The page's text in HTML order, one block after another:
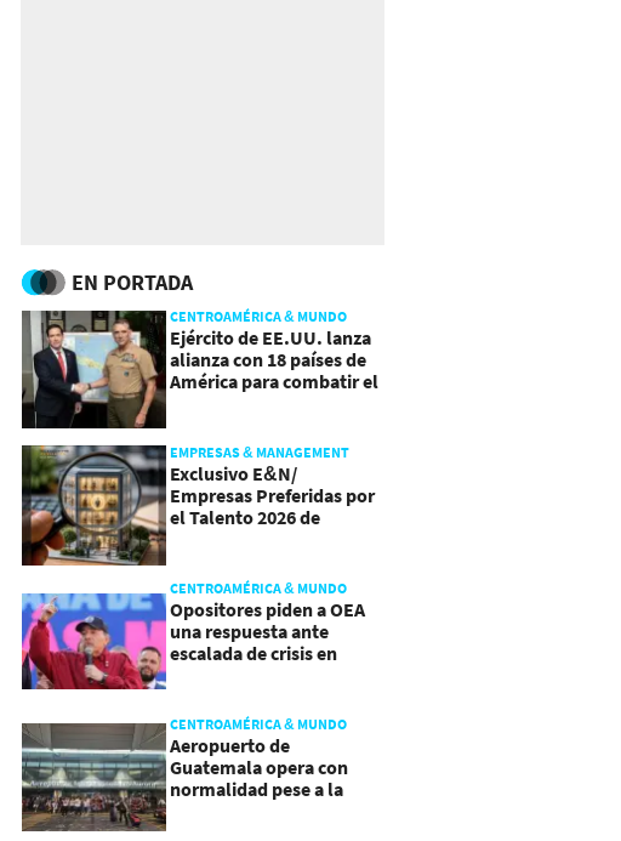
EN PORTADA
CENTROAMÉRICA & MUNDO
Ejército de EE.UU. lanza
alianza con 18 países de
América para combatir el
EMPRESAS & MANAGEMENT
Exclusivo E&N/
Empresas Preferidas por
el Talento 2026 de
CENTROAMÉRICA & MUNDO
Opositores piden a OEA
una respuesta ante
escalada de crisis en
CENTROAMÉRICA & MUNDO
Aeropuerto de
Guatemala opera con
normalidad pese a la